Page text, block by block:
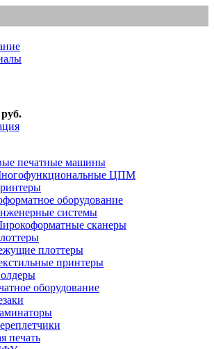
печатные машины
ЦПМ
оборудование
системы
сканеры
плоттеры
принтеры
оборудование
печать